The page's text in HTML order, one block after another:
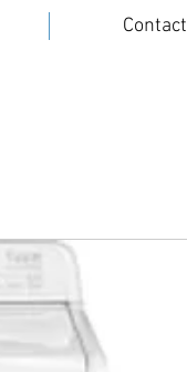
Contact